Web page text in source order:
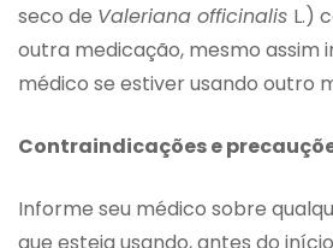
seco de Valeriana officinalis L.)
outra medicação, mesmo assim
médico se estiver usando outro
Contraindicações e
Informe seu médico sobre